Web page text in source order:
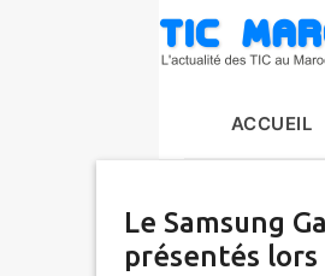
ACCUEIL
Le Samsung
présentés lors